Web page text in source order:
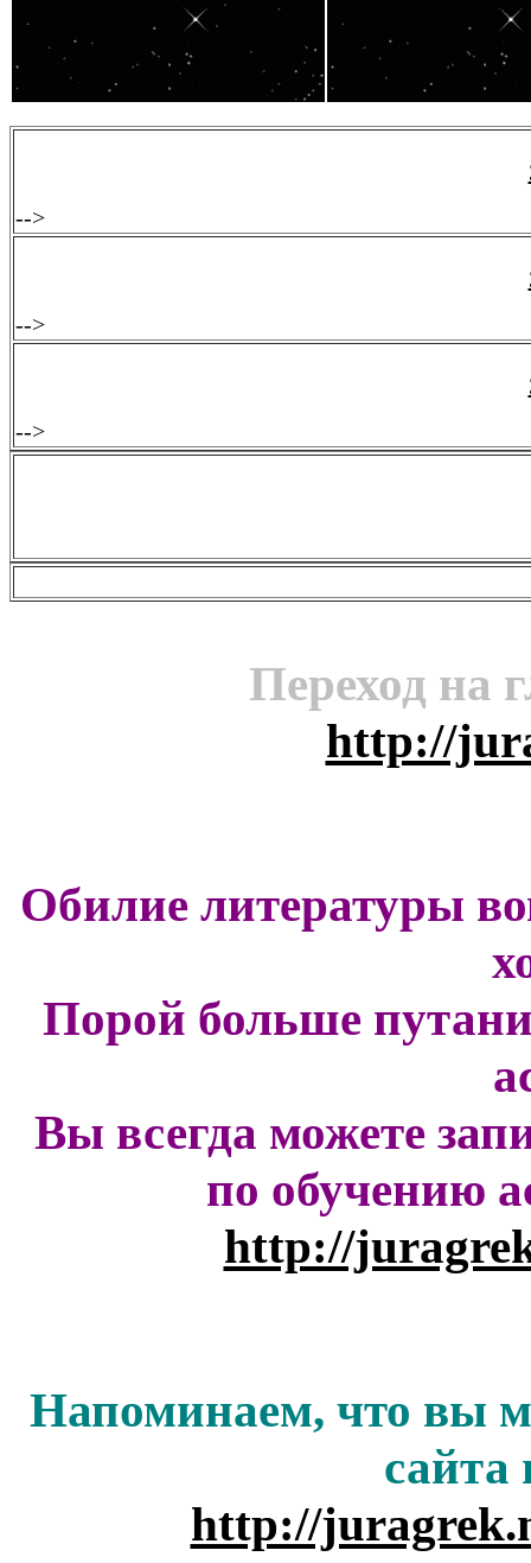
-->
-->
-->
Переход на
http://
Обилие литературы
Порой больше
Вы всегда можете
по обучению
http://
Напоминаем, что вы
сайта
http://